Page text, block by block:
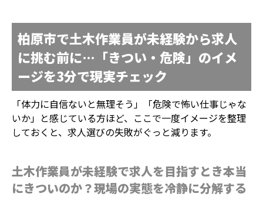
柏原市で土木作業員が未経験から求人
に挑む前に…「きつい・危険」のイメ
ージを3分で現実チェック
「体力に自信ないと無理そう」「危険で怖い仕事じゃな
いか」と感じている方ほど、ここで一度イメージを整理
しておくと、求人選びの失敗がぐっと減ります。
土木作業員が未経験で求人を目指すとき本当
にきついのか？現場の実態を冷静に分解する